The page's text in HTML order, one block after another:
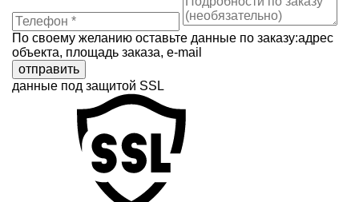
По своему желанию оставьте данные по заказу:адрес
объекта, площадь заказа, e-mail
отправить
данные под защитой SSL